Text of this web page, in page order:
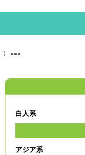
： ---
白人系
アジア系